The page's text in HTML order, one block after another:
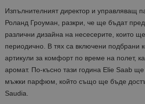
Изпълнителният директор и управляващ
Роланд Гроуман, разкри, че ще бъдат
различни дизайна на несесерите, които
периодично. В тях са включени подбрани
артикули за комфорт по време на полет,
аромат. По-късно тази година Elie Saab
мъжки парфюм, който също ще бъде
Saudia.